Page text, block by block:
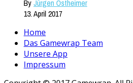
ByJürgen Ostheimer
13. April 2017
Home
Das Gamewrap Team
Unsere App
Impressum